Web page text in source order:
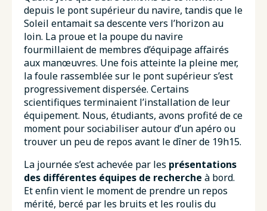
depuis le pont supérieur du navire, tandis que le
Soleil entamait sa descente vers l’horizon au
loin. La proue et la poupe du navire
fourmillaient de membres d’équipage affairés
aux manœuvres. Une fois atteinte la pleine mer,
la foule rassemblée sur le pont supérieur s’est
progressivement dispersée. Certains
scientifiques terminaient l’installation de leur
équipement. Nous, étudiants, avons profité de ce
moment pour sociabiliser autour d’un apéro ou
trouver un peu de repos avant le dîner de 19h15.
La journée s’est achevée par les présentations
des différentes équipes de recherche à bord.
Et enfin vient le moment de prendre un repos
mérité, bercé par les bruits et les roulis du